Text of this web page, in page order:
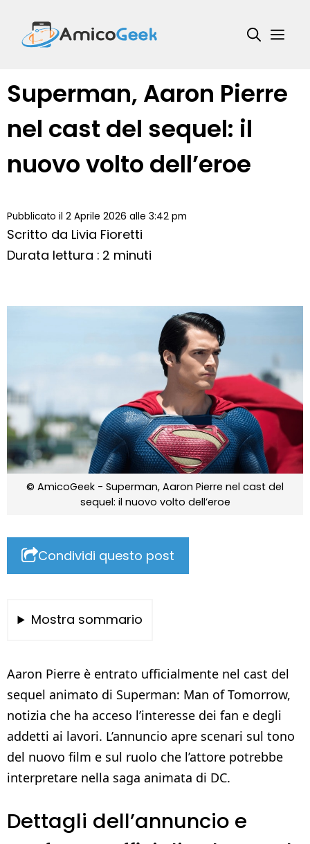
contenuto
Superman, Aaron Pierre
nel cast del sequel: il
nuovo volto dell’eroe
Pubblicato il 2 Aprile 2026 alle 3:42 pm
Scritto da Livia Fioretti
Durata lettura : 2 minuti
© AmicoGeek - Superman, Aaron Pierre nel cast del
sequel: il nuovo volto dell’eroe
Condividi questo post
Mostra sommario
Aaron Pierre è entrato ufficialmente nel cast del
sequel animato di Superman: Man of Tomorrow,
notizia che ha acceso l’interesse dei fan e degli
addetti ai lavori. L’annuncio apre scenari sul tono
del nuovo film e sul ruolo che l’attore potrebbe
interpretare nella saga animata di DC.
Dettagli dell’annuncio e